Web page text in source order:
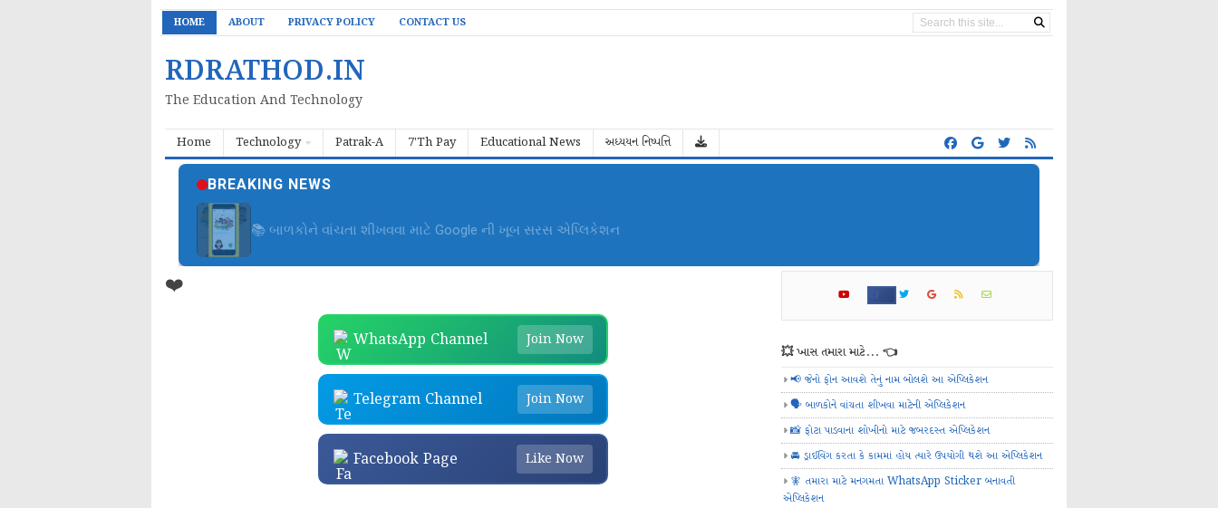
HOME ABOUT PRIVACY POLICY CONTACT US
RDRATHOD.IN
The Education And Technology
Home Technology Patrak-A 7'Th Pay Educational News અધ્યયન નિષ્પત્તિ
BREAKING NEWS
જીવન શિક્ષણ મેગેઝિન (Jivan Shikshan Magazine) - GCERT : લવાજમ
❤️
WhatsApp Channel Join Now
Telegram Channel Join Now
Facebook Page Like Now
💥 ખાસ તમારા માટે... 👈
📢 જેનો ફોન આવશે તેનું નામ બોલશે આ એપ્લિકેશન
🗣️ બાળકોને વાંચતા શીખવા માટેની એપ્લિકેશન
📸 ફોટા પાડવાના શોખીનો માટે જબરદસ્ત એપ્લિકેશન
🚘 ડ્રાઈવિંગ કરતા કે કામમાં હોય ત્યારે ઉપયોગી થશે આ એપ્લિકેશન
🧚 તમારા માટે મનગમતા WhatsApp Sticker બનાવતી
એપ્લિકેશન